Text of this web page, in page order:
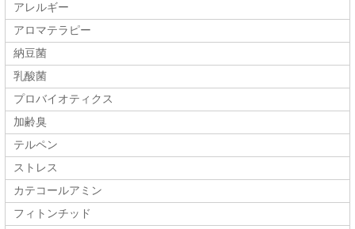
アレルギー
アロマテラピー
納豆菌
乳酸菌
プロバイオティクス
加齢臭
テルペン
ストレス
カテコールアミン
フィトンチッド